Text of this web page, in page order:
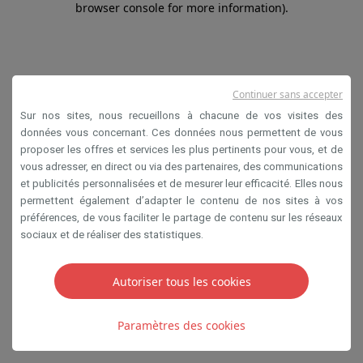
browser console for more information).
Sur nos sites, nous recueillons à chacune de vos visites des
données vous concernant. Ces données nous permettent de vous
proposer les offres et services les plus pertinents pour vous, et de
vous adresser, en direct ou via des partenaires, des communications
et publicités personnalisées et de mesurer leur efficacité. Elles nous
permettent également d’adapter le contenu de nos sites à vos
préférences, de vous faciliter le partage de contenu sur les réseaux
sociaux et de réaliser des statistiques.
Autoriser tous les cookies
Paramètres des cookies
Continuer sans accepter